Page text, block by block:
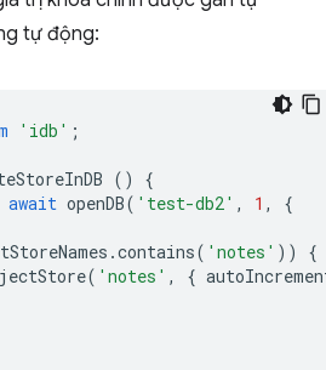
tự động:
'idb' ;
()
{
await openDB( 'test-db2' , 1 ,
{
.contains( 'notes' ))
{
( 'notes' , {